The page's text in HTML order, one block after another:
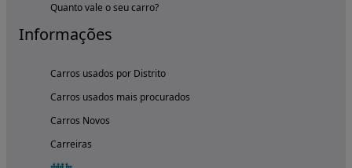
Quanto vale o seu carro?
Informações
Carros usados por Distrito
Carros usados mais procurados
Carros Novos
Carreiras